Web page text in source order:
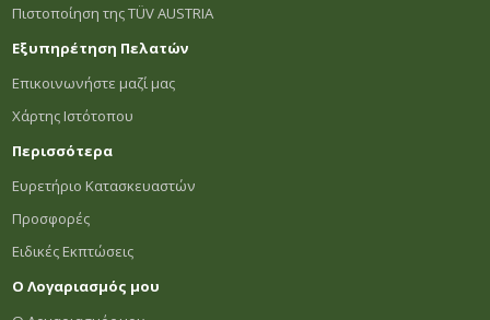
Πιστοποίηση της TÜV AUSTRIA
Εξυπηρέτηση Πελατών
Επικοινωνήστε μαζί μας
Χάρτης Ιστότοπου
Περισσότερα
Ευρετήριο Κατασκευαστών
Προσφορές
Ειδικές Εκπτώσεις
Ο Λογαριασμός μου